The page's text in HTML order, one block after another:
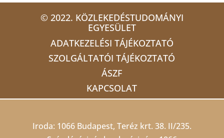
© 2022. KÖZLEKEDÉSTUDOMÁNYI
EGYESÜLET
ADATKEZELÉSI TÁJÉKOZTATÓ
SZOLGÁLTATÓI TÁJÉKOZTATÓ
ÁSZF
KAPCSOLAT
Iroda: 1066 Budapest, Teréz krt. 38. II/235.